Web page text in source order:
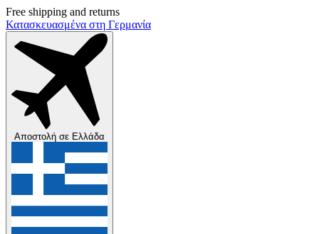
Free shipping and returns
Κατασκευασμένα στη Γερμανία
Αποστολή σε Ελλάδα